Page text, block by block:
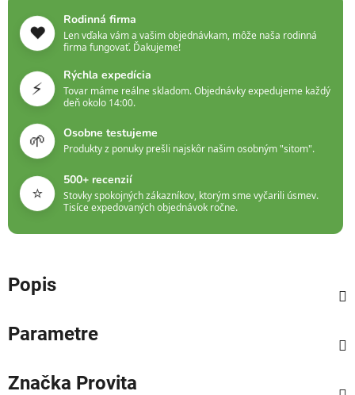
❤️
Rodinná firma
Len vďaka vám a vašim objednávkam, môže naša rodinná
firma fungovať. Ďakujeme!
⚡
Rýchla expedícia
Tovar máme reálne skladom. Objednávky expedujeme každý
deň okolo 14:00.
🌱 Osobne testujeme
Produkty z ponuky prešli najskôr našim osobným "sitom".
⭐
500+ recenzií
Stovky spokojných zákazníkov, ktorým sme vyčarili úsmev.
Tisíce expedovaných objednávok ročne.
Popis
Parametre
Značka Provita